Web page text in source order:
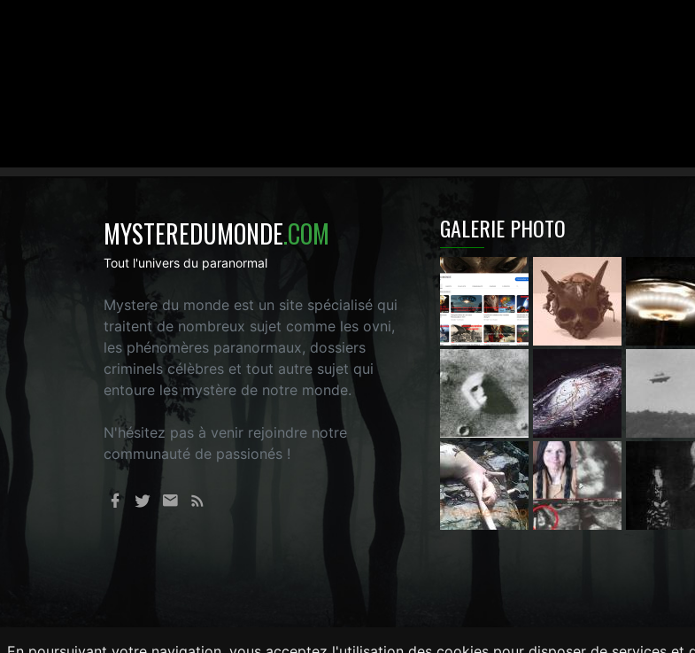
MYSTEREDUMONDE.COM
Tout l'univers du paranormal
Mystere du monde est un site spécialisé qui
traitent de nombreux sujet comme les ovni,
les phénomères paranormaux, dossiers
criminels célèbres et tout autre sujet qui
entoure les mystère de notre monde.
N'hésitez pas à venir rejoindre notre
communauté de passionés !
GALERIE PHOTO